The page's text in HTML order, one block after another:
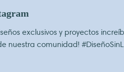
exclusivos y proyectos
nuestra comunidad!